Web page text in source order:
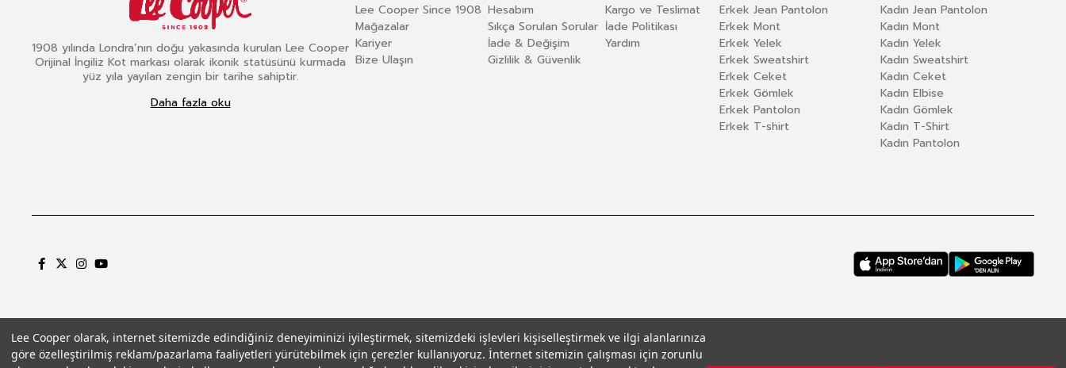
Lee Cooper olarak, internet sitemizde edindiğiniz deneyiminizi iyileştirmek, sitemizdeki işlevleri kişiselleştirmek ve ilgi alanlarınıza
göre özelleştirilmiş reklam/pazarlama faaliyetleri yürütebilmek için çerezler kullanıyoruz. İnternet sitemizin çalışması için zorunlu
1908 yılında Londra’nın doğu yakasında kurulan Lee Cooper
Orijinal İngiliz Kot markası olarak ikonik statüsünü kurmada
yüz yıla yayılan zengin bir tarihe sahiptir.
Daha fazla oku
Lee Cooper Since 1908
Mağazalar
Kariyer
Bize Ulaşın
Hesabım
Sıkça Sorulan Sorular
İade & Değişim
Gizlilik & Güvenlik
Kargo ve Teslimat
İade Politikası
Yardım
Erkek Jean Pantolon
Erkek Mont
Erkek Yelek
Erkek Sweatshirt
Erkek Ceket
Erkek Gömlek
Erkek Pantolon
Erkek T-shirt
Kadın Jean Pantolon
Kadın Mont
Kadın Yelek
Kadın Sweatshirt
Kadın Ceket
Kadın Elbise
Kadın Gömlek
Kadın T-Shirt
Kadın Pantolon
Gizlilik PolitikasıÇerez PolitikasıKVKK Aydınlatma MetniŞartlar ve Koşullar© 2026 Leecooper - Tüm Hakları Saklıdır.